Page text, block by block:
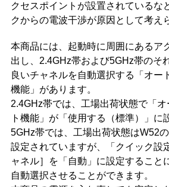
クセスポイントが設置されているな
クからの電波干渉が原因として考え
本商品には、起動時に周囲にあるア
出し、2.4GHz帯および5GHz帯のそ
良いチャネルを自動選択する「オー
機能」があります。
2.4GHz帯では、工場出荷状態で「
ト機能」が「使用する（標準）」に
5GHz帯では、工場出荷状態はW52
設定されていますが、「クイック設
ャネル］を「自動」に設定すること
自動選択させることができます。